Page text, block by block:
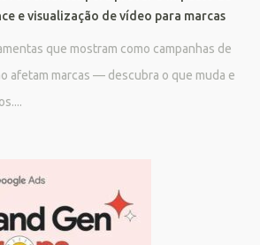
e visualização de vídeo para marcas
que mostram como campanhas de
afetam marcas — descubra o que muda e